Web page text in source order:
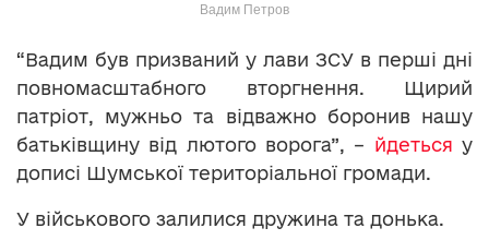
Вадим Петров
“Вадим був призваний у лави ЗСУ в перші дні
повномасштабного вторгнення. Щирий
патріот, мужньо та відважно боронив нашу
батьківщину від лютого ворога”, – йдеться у
дописі Шумської територіальної громади.
У військового залилися дружина та донька.